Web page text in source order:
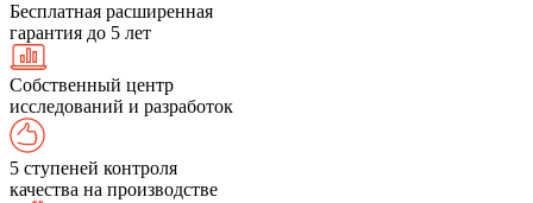
Бесплатная расширенная
гарантия до 5 лет
Собственный центр
исследований и разработок
5 ступеней контроля
качества на производстве